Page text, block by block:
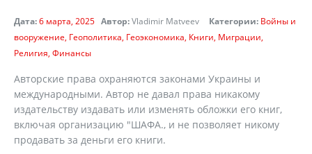
Дата:6 марта, 2025 Автор:Vladimir Matveev Категории: Войны и
вооружение Геополитика Геоэкономика Книги Миграции
Религия Финансы
Авторские права охраняются законами Украины и
международными. Автор не давал права никакому
издательству издавать или изменять обложки его книг,
включая организацию "ШАФА., и не позволяет никому
продавать за деньги его книги.